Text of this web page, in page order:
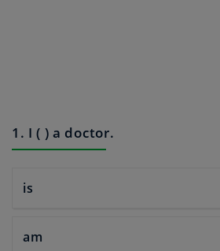
1. I ( ) a doctor.
is
am